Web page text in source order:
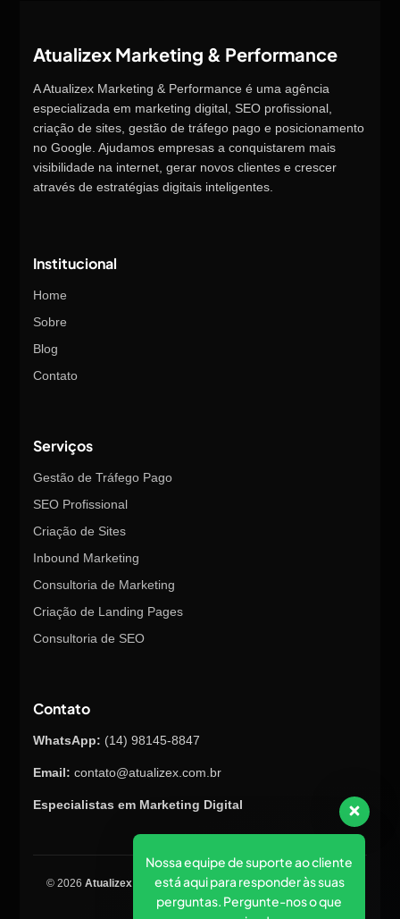
Atualizex Marketing & Performance
A Atualizex Marketing & Performance é uma agência
especializada em marketing digital, SEO profissional,
criação de sites, gestão de tráfego pago e posicionamento
no Google. Ajudamos empresas a conquistarem mais
visibilidade na internet, gerar novos clientes e crescer
através de estratégias digitais inteligentes.
Institucional
Home
Sobre
Blog
Contato
Serviços
Gestão de Tráfego Pago
SEO Profissional
Criação de Sites
Inbound Marketing
Consultoria de Marketing
Criação de Landing Pages
Consultoria de SEO
Contato
WhatsApp: (14) 98145-8847
Email: contato@atualizex.com.br
Especialistas em Marketing Digital
© 2026 Atualizex Marketing & Performance. Todos os direitos
reservados.
Nossa equipe de suporte ao cliente
está aqui para responder às suas
perguntas. Pergunte-nos o que